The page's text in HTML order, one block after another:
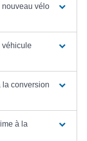
vélo
véhicule
la conversion
à la